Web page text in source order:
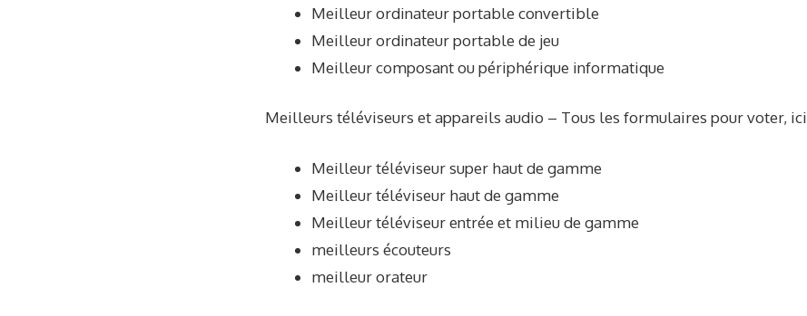
Meilleur ordinateur portable convertible
Meilleur ordinateur portable de jeu
Meilleur composant ou périphérique informatique
Meilleurs téléviseurs et appareils audio – Tous les formulaires pour voter, ici
Meilleur téléviseur super haut de gamme
Meilleur téléviseur haut de gamme
Meilleur téléviseur entrée et milieu de gamme
meilleurs écouteurs
meilleur orateur